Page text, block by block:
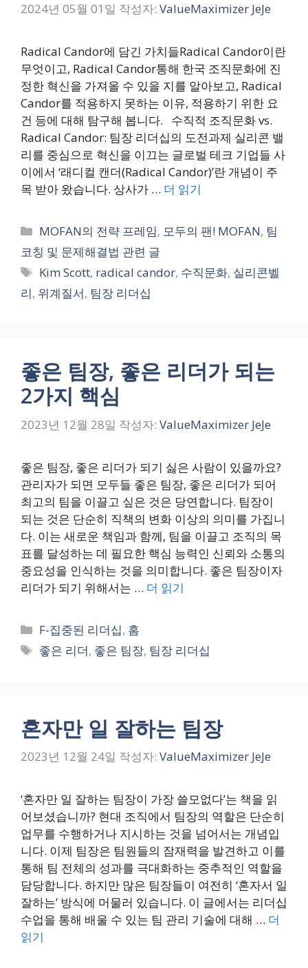
2024년 05월 01일 작성자: ValueMaximizer JeJe
Radical Candor에 담긴 가치들Radical Candor이란
무엇이고, Radical Candor통해 한국 조직문화에 진
정한 혁신을 가져올 수 있을 지를 알아보고, Radical
Candor를 적용하지 못하는 이유, 적용하기 위한 요
건 등에 대해 탐구해 봅니다. 수직적 조직문화 vs.
Radical Candor: 팀장 리더십의 도전과제 실리콘 밸
리를 중심으로 혁신을 이끄는 글로벌 테크 기업들 사
이에서 ‘래디컬 캔더(Radical Candor)’란 개념이 주
목 받아 왔습니다. 상사가 … 더 읽기
카
테
고
리
MOFAN의 전략 프레임, 모두의 팬! MOFAN, 팀
코칭 및 문제해결법 관련 글
태
그
Kim Scott, radical candor, 수직문화, 실리콘벨
리, 위계질서, 팀장 리더십
좋은 팀장, 좋은 리더가 되는
2가지 핵심
2023년 12월 28일 작성자: ValueMaximizer JeJe
좋은 팀장, 좋은 리더가 되기 싫은 사람이 있을까요?
관리자가 되면 모두들 좋은 팀장, 좋은 리더가 되어
최고의 팀을 이끌고 싶은 것은 당연합니다. 팀장이
되는 것은 단순히 직책의 변화 이상의 의미를 가집니
다. 이는 새로운 책임과 함께, 팀을 이끌고 조직의 목
표를 달성하는 데 필요한 핵심 능력인 신뢰와 소통의
중요성을 인식하는 것을 의미합니다. 좋은 팀장이자
리더가 되기 위해서는 … 더 읽기
카
테
고
F-집중된 리더십, 홈
태
좋은 리더, 좋은 팀장, 팀장 리더십
혼자만 일 잘하는 팀장
2023년 12월 24일 작성자: ValueMaximizer JeJe
‘혼자만 일 잘하는 팀장이 가장 쓸모없다’는 책을 읽
어보셨습니까? 현대 조직에서 팀장의 역할은 단순히
업무를 수행하거나 지시하는 것을 넘어서는 개념입
니다. 이제 팀장은 팀원들의 잠재력을 발견하고 이를
통해 팀 전체의 성과를 극대화하는 중추적인 역할을
담당합니다. 하지만 많은 팀장들이 여전히 ‘혼자서 일
잘하는’ 방식에 머물러 있습니다. 이 글에서는 리더십
수업을 통해 배울 수 있는 팀 관리 기술에 대해 … 더
읽기